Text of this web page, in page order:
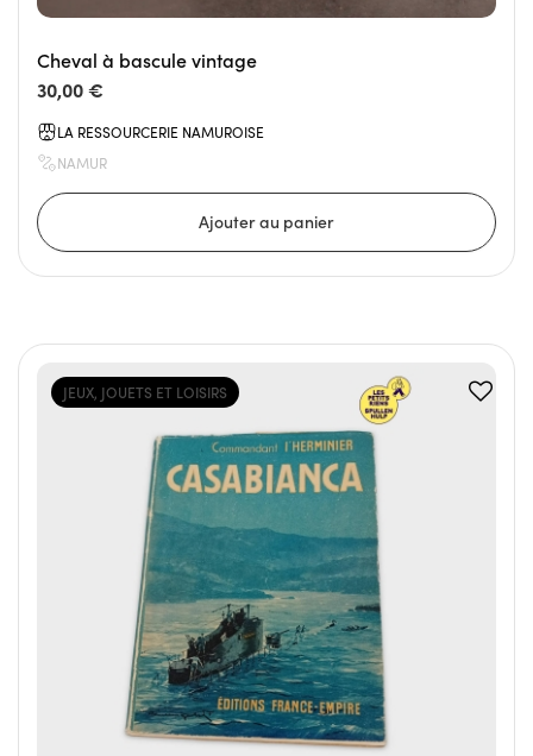
Cheval à bascule vintage
30,00 €
LA RESSOURCERIE NAMUROISE
NAMUR
JEUX, JOUETS ET LOISIRS